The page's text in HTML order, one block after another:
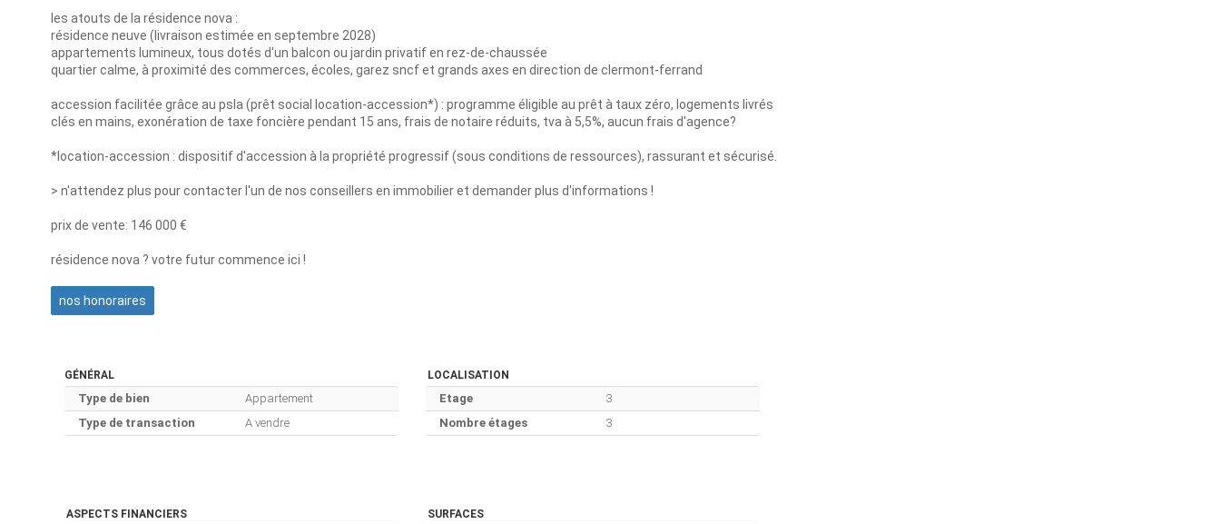
les atouts de la résidence nova :
résidence neuve (livraison estimée en septembre 2028)
appartements lumineux, tous dotés d'un balcon ou jardin privatif en rez-de-chaussée
quartier calme, à proximité des commerces, écoles, garez sncf et grands axes en direction de clermont-ferrand
accession facilitée grâce au psla (prêt social location-accession*) : programme éligible au prêt à taux zéro, logements livrés
clés en mains, exonération de taxe foncière pendant 15 ans, frais de notaire réduits, tva à 5,5%, aucun frais d'agence?
*location-accession : dispositif d'accession à la propriété progressif (sous conditions de ressources), rassurant et sécurisé.
> n'attendez plus pour contacter l'un de nos conseillers en immobilier et demander plus d'informations !
prix de vente: 146 000 €
résidence nova ? votre futur commence ici !
nos honoraires
GÉNÉRAL
Type de bien
Appartement
Type de transaction
A vendre
LOCALISATION
Etage
3
Nombre étages
3
ASPECTS FINANCIERS SURFACES